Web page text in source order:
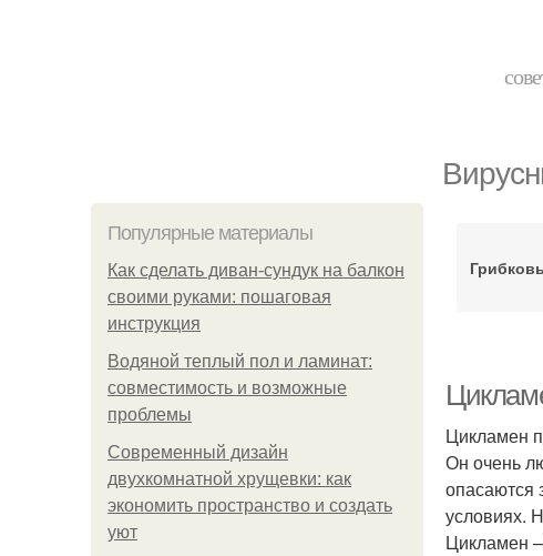
Популярные материалы
Как сделать диван-сундук на балкон
своими руками: пошаговая
инструкция
Водяной теплый пол и ламинат:
совместимость и возможные
проблемы
Современный дизайн
двухкомнатной хрущевки: как
экономить пространство и создать
уют
Цикламен
Он очень
опасаются
условиях.
Цикламен